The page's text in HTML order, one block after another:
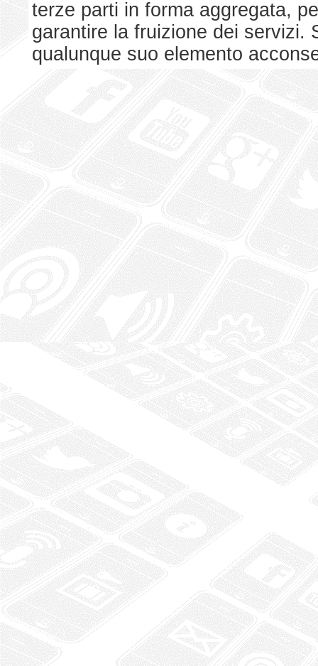
terze parti in forma aggregata,
garantire la fruizione dei servizi.
qualunque suo elemento